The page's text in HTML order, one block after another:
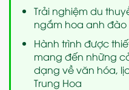
Trải nghiệm du
ngắm hoa anh đào
Hành trình được
mang đến những
dạng về văn hóa,
Trung Hoa